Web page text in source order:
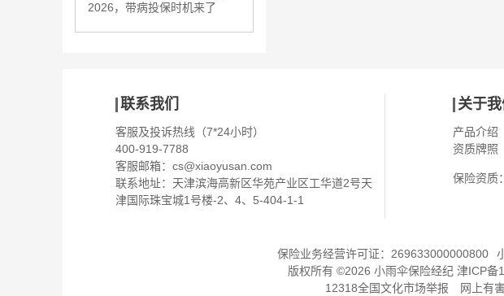
2026，带病投保时机来了
联系我们
客服及投诉热线（7*24小时）
400-919-7788
客服邮箱： cs@xiaoyusan.com
联系地址：天津滨海高新区华苑产业区工华道2号天
津国际珠宝城1号楼-2、4、5-404-1-1
关于我
产品介绍
资质牌照
保险资质：
保险业务经营许可证：269633000000800
版权所有 ©2026 小雨伞保险经纪 津ICP备
12318全国文化市场举报
网上有